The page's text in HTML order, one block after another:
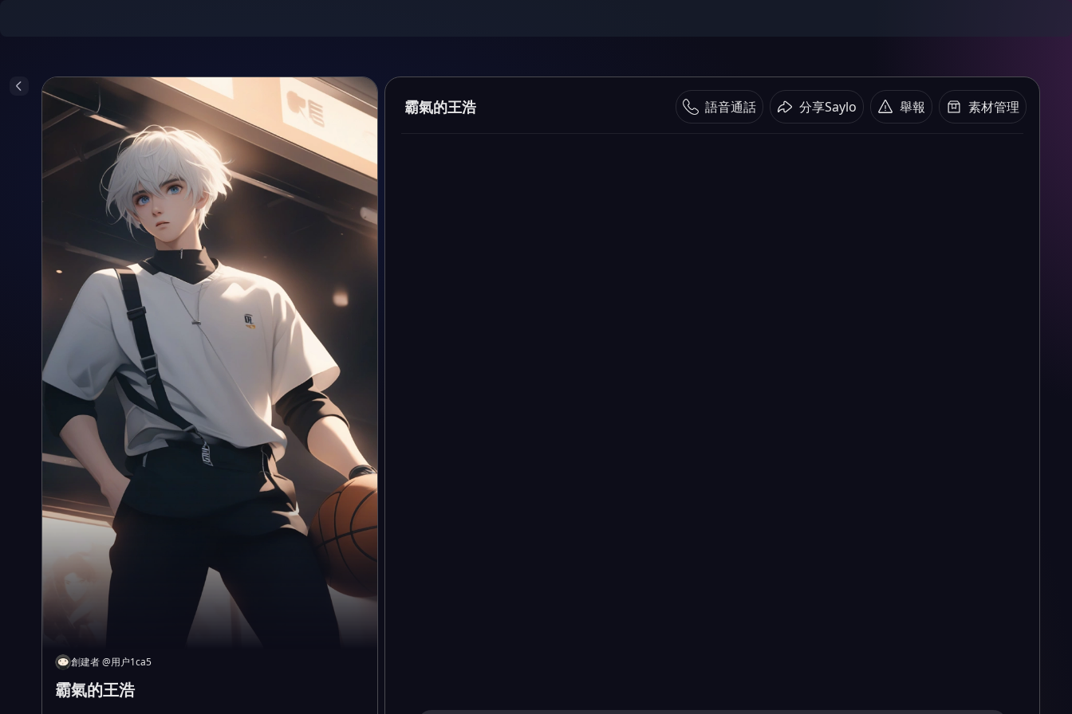
創建者@用户1ca5
霸氣的王浩
霸氣的王浩 語音通話 分享Saylo 舉報 素材管理